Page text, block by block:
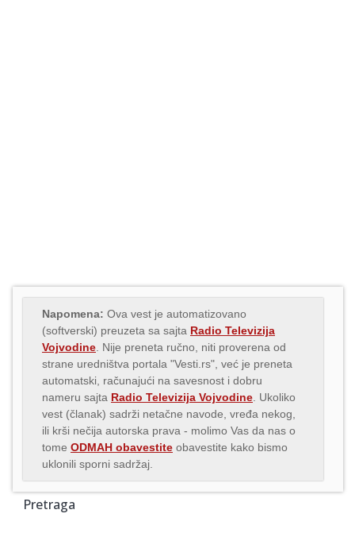
Napomena: Ova vest je automatizovano
(softverski) preuzeta sa sajta Radio Televizija
Vojvodine . Nije preneta ručno, niti proverena od
strane uredništva portala "Vesti.rs", već je preneta
automatski, računajući na savesnost i dobru
nameru sajta Radio Televizija Vojvodine . Ukoliko
vest (članak) sadrži netačne navode, vređa nekog,
ili krši nečija autorska prava - molimo Vas da nas o
tome ODMAH obavestite obavestite kako bismo
uklonili sporni sadržaj.
Pretraga